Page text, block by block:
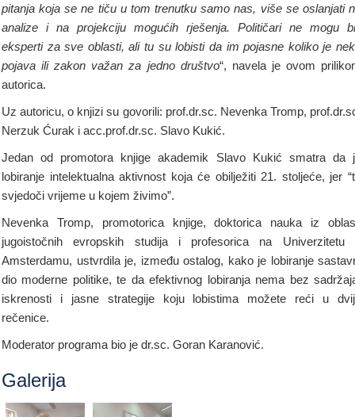
pitanja koja se ne tiču u tom trenutku samo nas, više se oslanjati
analize i na projekciju mogućih rješenja. Političari ne mogu
eksperti za sve oblasti, ali tu su lobisti da im pojasne koliko je
pojava ili zakon važan za jedno društvo“, navela je ovom
autorica.
Uz autoricu, o knjizi su govorili: prof.dr.sc. Nevenka Tromp,
Nerzuk Ćurak i acc.prof.dr.sc. Slavo Kukić.
Jedan od promotora knjige akademik Slavo Kukić smatra da
lobiranje intelektualna aktivnost koja će obilježiti 21. stoljeće, jer
svjedoči vrijeme u kojem živimo”.
Nevenka Tromp, promotorica knjige, doktorica nauka iz
jugoistočnih evropskih studija i profesorica na Univerzitetu
Amsterdamu, ustvrdila je, između ostalog, kako je lobiranje
dio moderne politike, te da efektivnog lobiranja nema bez
iskrenosti i jasne strategije koju lobistima možete reći u
rečenice.
Moderator programa bio je dr.sc. Goran Karanović.
Galerija